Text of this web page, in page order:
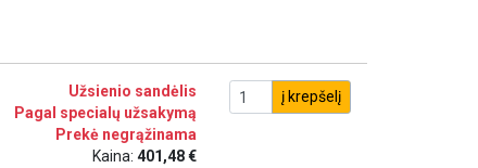
Užsienio sandėlis
Pagal specialų užsakymą
Prekė negrąžinama
Kaina: 401,48 €
į krepšelį